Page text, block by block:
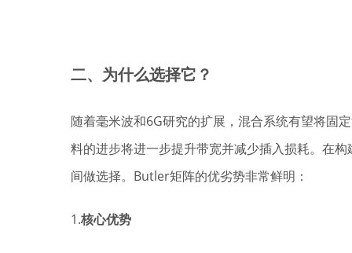
二、为什么选择它？
随着毫米波和6G研究的扩展，混合系统有望将固
料的进步将进一步提升带宽并减少插入损耗。在
间做选择。Butler矩阵的优劣势非常鲜明：
1.核心优势